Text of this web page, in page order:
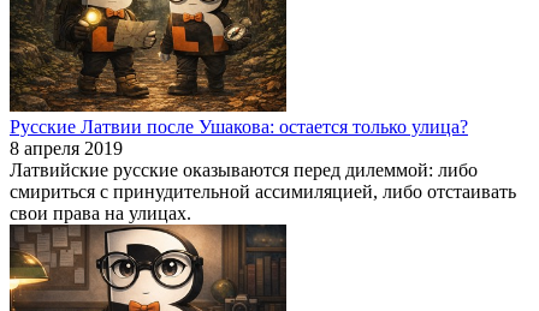
Русские Латвии после Ушакова: остается только улица?
8 апреля 2019
Латвийские русские оказываются перед дилеммой: либо
смириться с принудительной ассимиляцией, либо отстаивать
свои права на улицах.